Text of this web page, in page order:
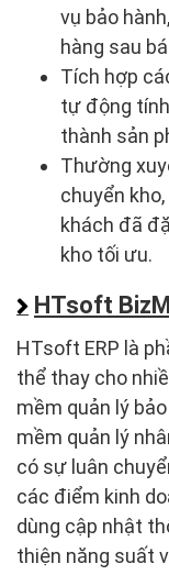
vụ bảo
hàng sau
Tích hợp
tự động
thành sản
Thường
chuyển
khách đã
kho tối ưu.
HTsoft
HTsoft ERP là
thể thay cho
mềm quản lý
mềm quản lý
có sự luân
các điểm kinh
dùng cập nhật
thiện năng suất